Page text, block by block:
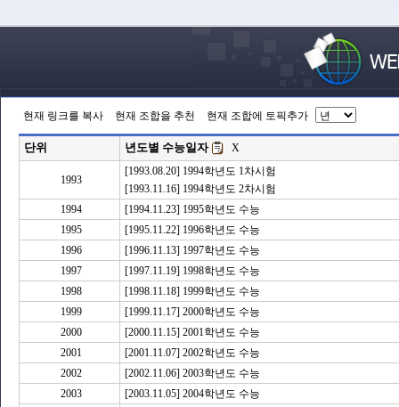
현재 링크를 복사 현재 조합을 추천 현재 조합에 토픽추가
단위 년도별 수능일자 X
1993
[1993.08.20] 1994학년도 1차시험
[1993.11.16] 1994학년도 2차시험
1994
[1994.11.23] 1995학년도 수능
1995
[1995.11.22] 1996학년도 수능
1996
[1996.11.13] 1997학년도 수능
1997
[1997.11.19] 1998학년도 수능
1998
[1998.11.18] 1999학년도 수능
1999
[1999.11.17] 2000학년도 수능
2000
[2000.11.15] 2001학년도 수능
2001
[2001.11.07] 2002학년도 수능
2002
[2002.11.06] 2003학년도 수능
2003
[2003.11.05] 2004학년도 수능